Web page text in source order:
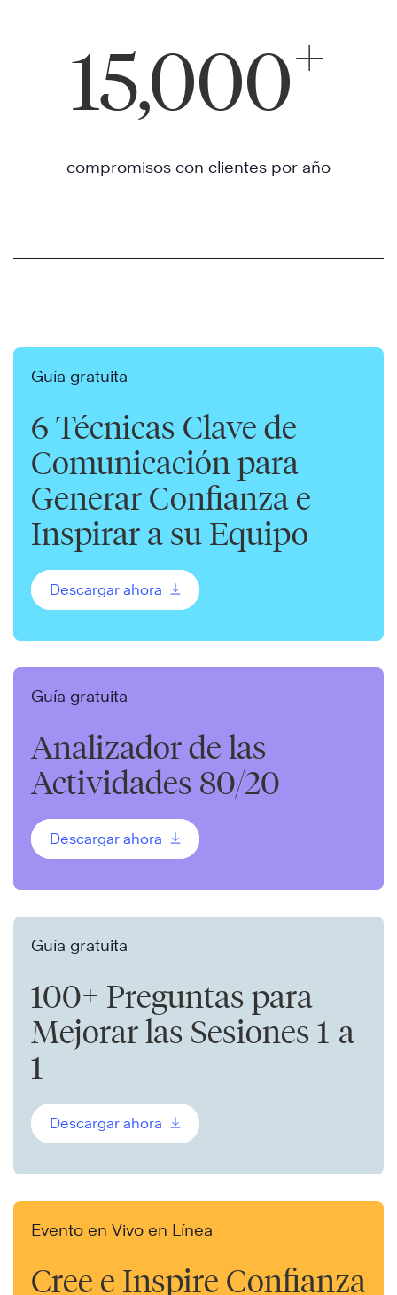
15,000+
compromisos con clientes por año
Guía gratuita
6 Técnicas Clave de
Comunicación para
Generar Confianza e
Inspirar a su Equipo
Descargar ahora
Guía gratuita
Analizador de las
Actividades 80/20
Descargar ahora
Guía gratuita
100+ Preguntas para
Mejorar las Sesiones 1-a-
1
Descargar ahora
Evento en Vivo en Línea
Cree e Inspire Confianza